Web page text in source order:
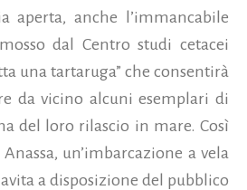
aperta, anche l’immancabile
dal Centro studi cetacei
una tartaruga” che consentirà
da vicino alcuni esemplari di
del loro rilascio in mare. Così
un’imbarcazione a vela
a disposizione del pubblico